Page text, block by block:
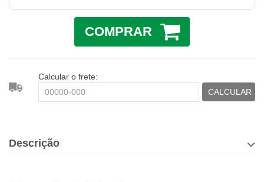
COMPRAR
Calcular o frete:
CALCULAR
Descrição